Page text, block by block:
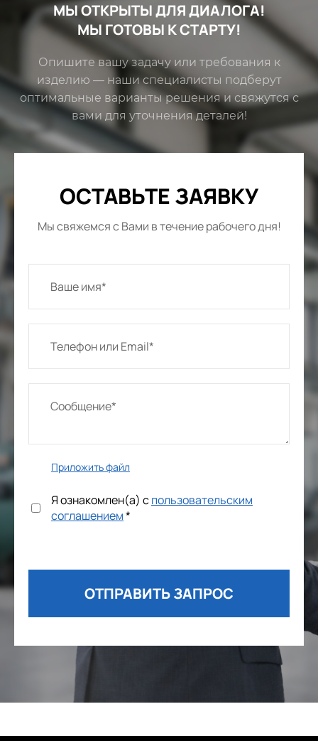
ОСТАВЬТЕ ЗАЯВКУ
Мы свяжемся с Вами в течение рабочего дня!
Приложить файл
Я ознакомлен(а) спользовательским
соглашением*
ОТПРАВИТЬ ЗАПРОС
МЫ ОТКРЫТЫ ДЛЯ ДИАЛОГА!
МЫ ГОТОВЫ К СТАРТУ!
Опишите вашу задачу или требования к
изделию — наши специалисты подберут
оптимальные варианты решения и свяжутся с
вами для уточнения деталей!